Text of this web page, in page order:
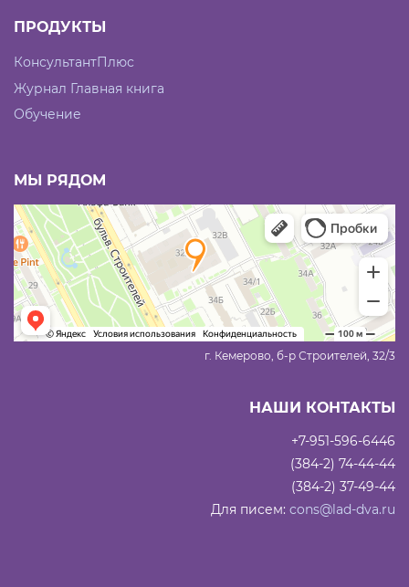
ПРОДУКТЫ
КонсультантПлюс
Журнал Главная книга
Обучение
МЫ РЯДОМ
г. Кемерово, б-р Строителей, 32/3
НАШИ КОНТАКТЫ
+7-951-596-6446
(384-2) 74-44-44
(384-2) 37-49-44
Для писем: cons@lad-dva.ru